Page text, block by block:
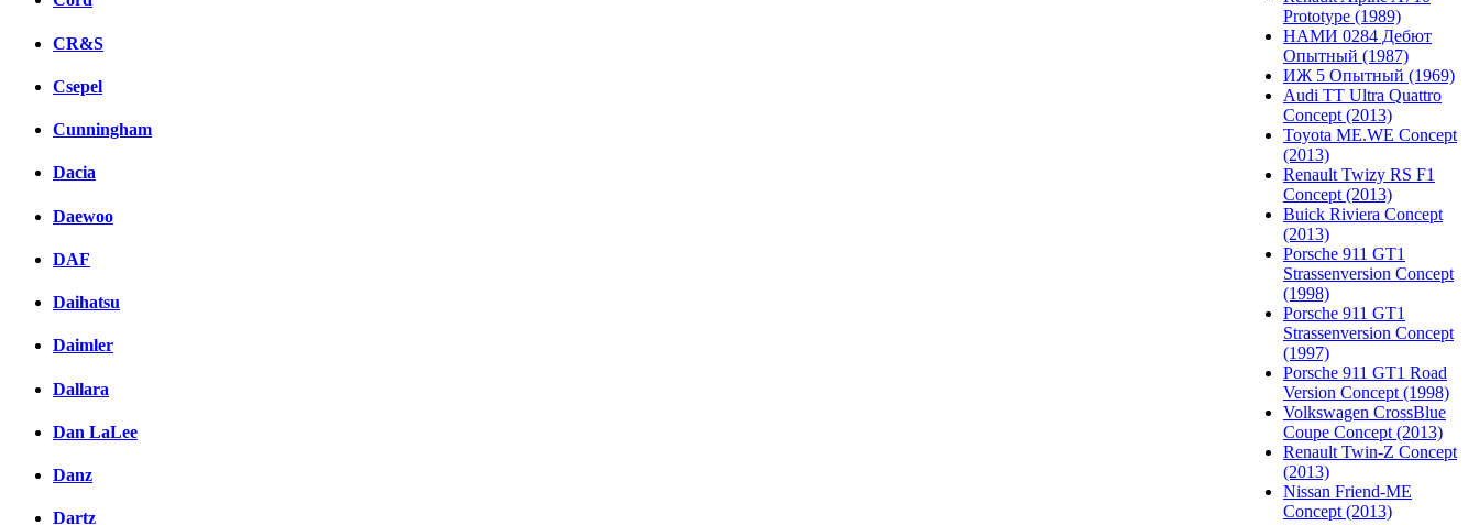
CR&S
Csepel
Cunningham
Dacia
Daewoo
DAF
Daihatsu
Daimler
Dallara
Dan LaLee
Danz
Dartz
Prototype (1989)
НАМИ 0284 Дебют
Опытный (1987)
ИЖ 5 Опытный (1969)
Audi TT Ultra Quattro
Concept (2013)
Toyota ME.WE Concept
(2013)
Renault Twizy RS F1
Concept (2013)
Buick Riviera Concept
(2013)
Porsche 911 GT1
Strassenversion Concept
(1998)
Porsche 911 GT1
Strassenversion Concept
(1997)
Porsche 911 GT1 Road
Version Concept (1998)
Volkswagen CrossBlue
Coupe Concept (2013)
Renault Twin-Z Concept
(2013)
Nissan Friend-ME
Concept (2013)